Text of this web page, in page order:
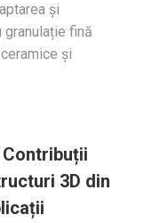
și
fină
și
Contribuții
3D din